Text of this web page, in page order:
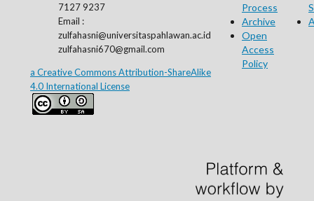
7127 9237
Email :
zulfahasni@universitaspahlawan.ac.id
zulfahasni670@gmail.com
a Creative Commons Attribution-ShareAlike
4.0 International License
Process
Archive
Open
Access
Policy